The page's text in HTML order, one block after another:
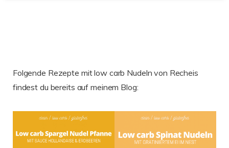
Folgende Rezepte mit low carb Nudeln von Recheis
findest du bereits auf meinem Blog: